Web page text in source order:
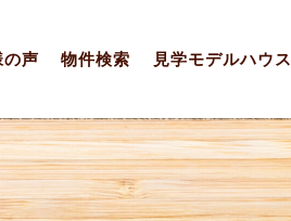
の声 物件検索 見学モデルハウス